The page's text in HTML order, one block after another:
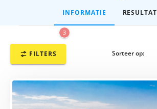
INFORMATIE
FILTERS
3
Sorteer op: